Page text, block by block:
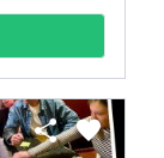
share favorite